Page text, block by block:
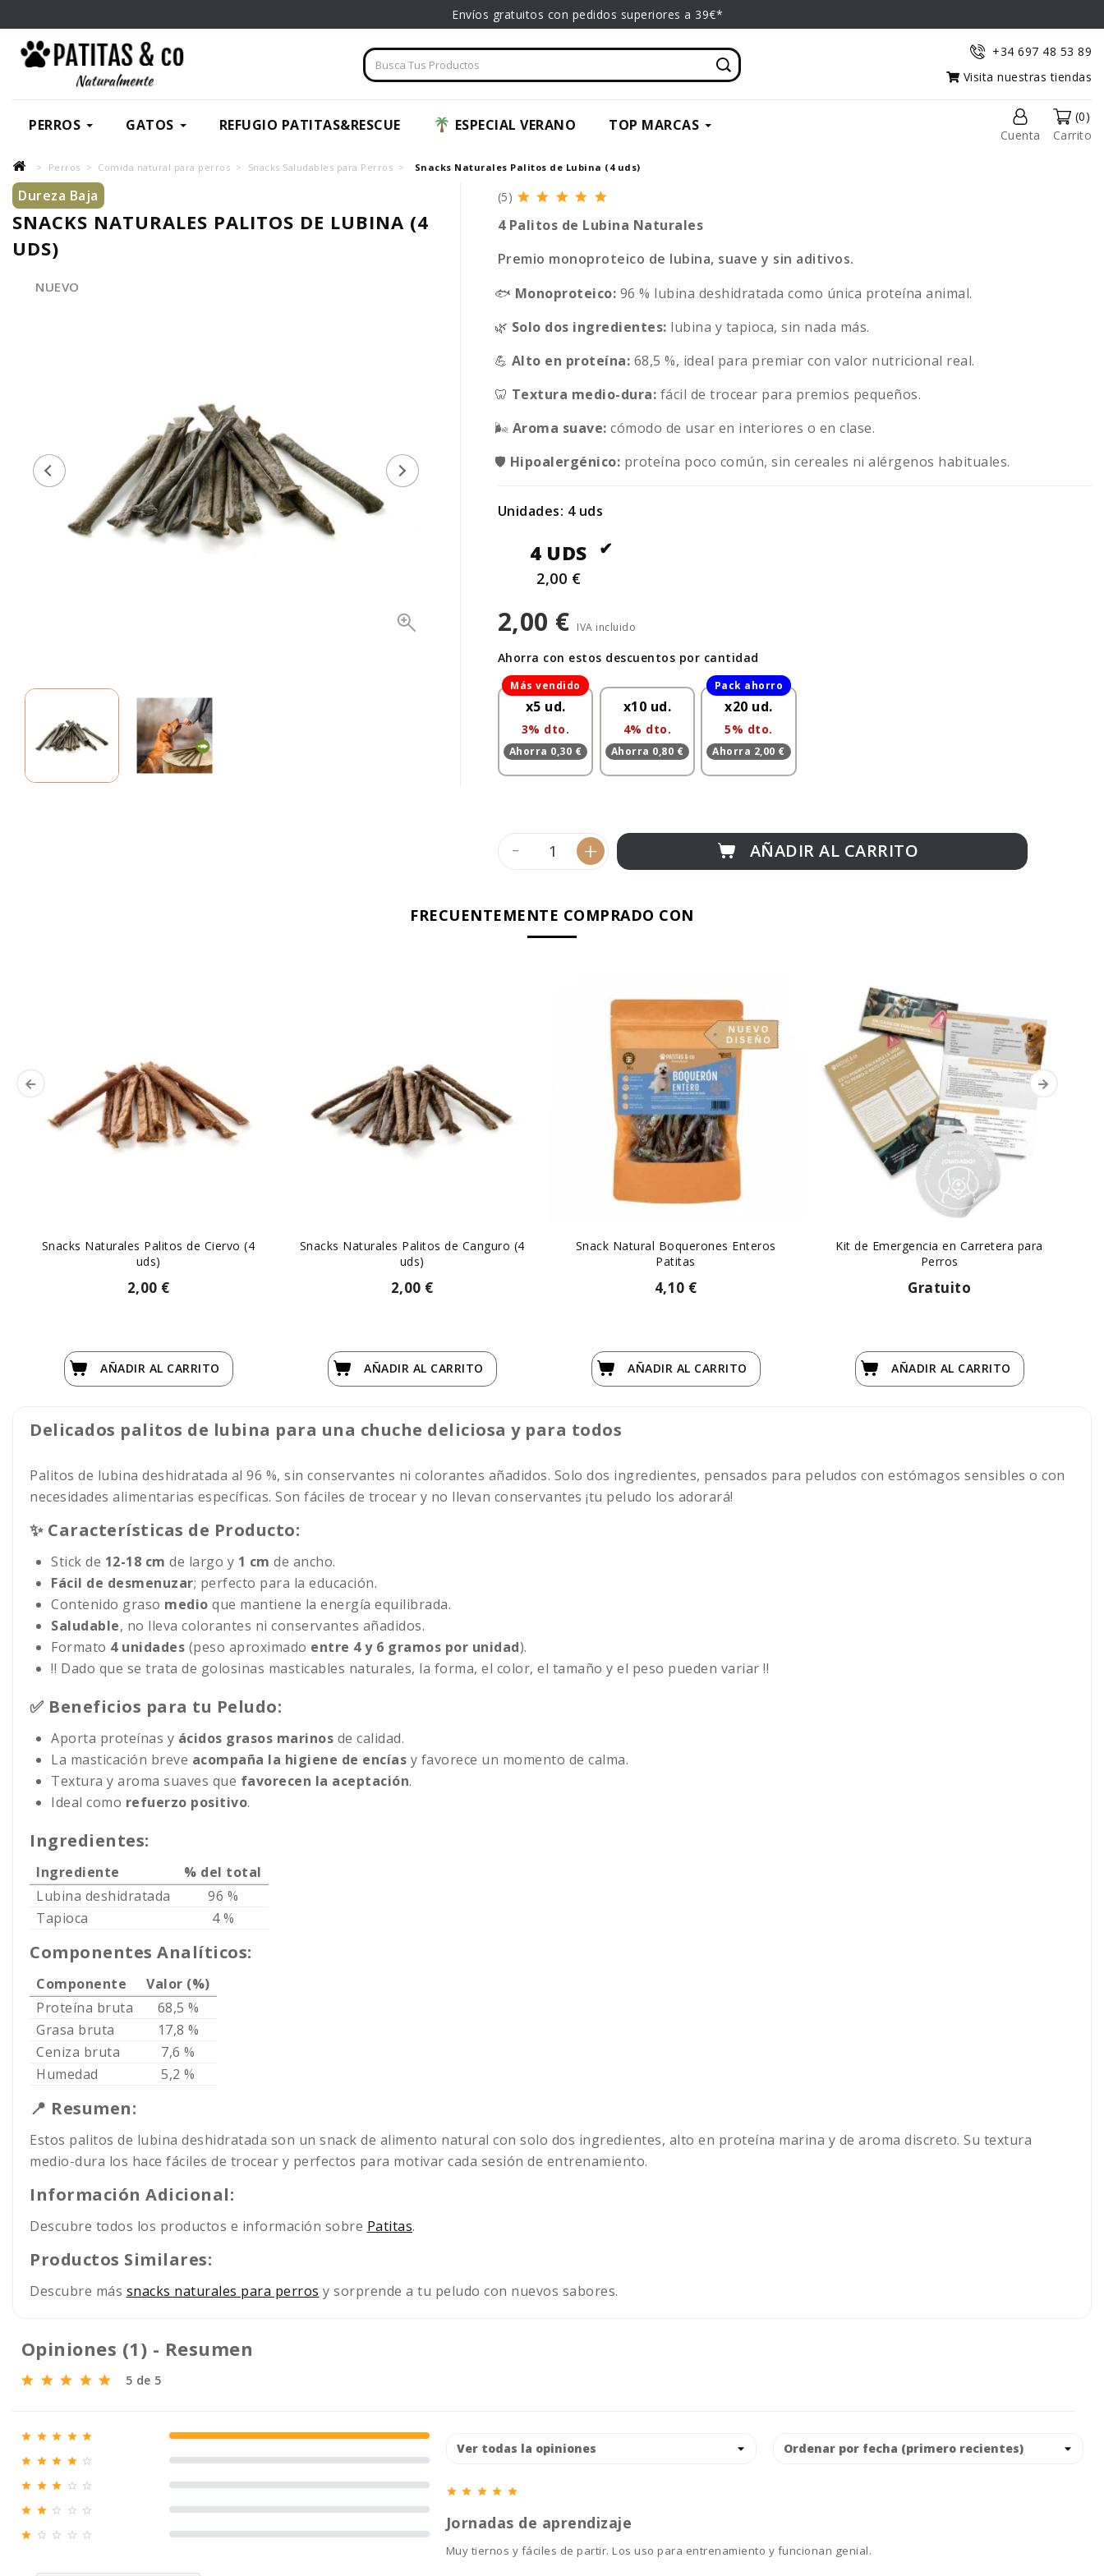
Envíos gratuitos con pedidos superiores a 39€*
+34 697 48 53 89
Visita nuestras tiendas
PERROS GATOS REFUGIO PATITAS&RESCUE ESPECIAL VERANO TOP MARCAS
Cuenta
(0)
Carrito
Perros Comida natural para perros Snacks Saludables para Perros Snacks Naturales Palitos de Lubina (4 uds)
Dureza Baja
SNACKS NATURALES PALITOS DE LUBINA (4
UDS)
NUEVO
(5)
4 Palitos de Lubina Naturales
Premio monoproteico de lubina, suave y sin aditivos.
🐟 Monoproteico: 96 % lubina deshidratada como única proteína animal.
🌿 Solo dos ingredientes: lubina y tapioca, sin nada más.
💪 Alto en proteína: 68,5 %, ideal para premiar con valor nutricional real.
🦷 Textura medio-dura: fácil de trocear para premios pequeños.
🌬️ Aroma suave: cómodo de usar en interiores o en clase.
🛡️ Hipoalergénico: proteína poco común, sin cereales ni alérgenos habituales.
Unidades: 4 uds
4 UDS
2,00 €
2,00 € IVA incluido
Ahorra con estos descuentos por cantidad
x5 ud.
3% dto.
Ahorra 0,30 €
x10 ud.
4% dto.
Ahorra 0,80 €
x20 ud.
5% dto.
Ahorra 2,00 €
- + AÑADIR AL CARRITO
FRECUENTEMENTE COMPRADO CON
Snacks Naturales Palitos de Ciervo (4
uds)
2,00 €
AÑADIR AL CARRITO
Snacks Naturales Palitos de Canguro (4
uds)
2,00 €
AÑADIR AL CARRITO
Snack Natural Boquerones Enteros
Patitas
4,10 €
AÑADIR AL CARRITO
Kit de Emergencia en Carretera para
Perros
Gratuito
AÑADIR AL CARRITO
Delicados palitos de lubina para una chuche deliciosa y para todos
Palitos de lubina deshidratada al 96 %, sin conservantes ni colorantes añadidos. Solo dos ingredientes, pensados para peludos con estómagos sensibles o con
necesidades alimentarias específicas. Son fáciles de trocear y no llevan conservantes ¡tu peludo los adorará!
✨ Características de Producto:
Stick de 12-18 cm de largo y 1 cm de ancho.
Fácil de desmenuzar; perfecto para la educación.
Contenido graso medio que mantiene la energía equilibrada.
Saludable, no lleva colorantes ni conservantes añadidos.
Formato 4 unidades (peso aproximado entre 4 y 6 gramos por unidad).
‼️ Dado que se trata de golosinas masticables naturales, la forma, el color, el tamaño y el peso pueden variar ‼️
✅ Beneficios para tu Peludo:
Aporta proteínas y ácidos grasos marinos de calidad.
La masticación breve acompaña la higiene de encías y favorece un momento de calma.
Textura y aroma suaves que favorecen la aceptación.
Ideal como refuerzo positivo.
Ingredientes:
Ingrediente
% del total
Lubina deshidratada
96 %
Tapioca
4 %
Componentes Analíticos:
Componente
Valor (%)
Proteína bruta
68,5 %
Grasa bruta
17,8 %
Ceniza bruta
7,6 %
Humedad
5,2 %
📍 Resumen:
Estos palitos de lubina deshidratada son un snack de alimento natural con solo dos ingredientes, alto en proteína marina y de aroma discreto. Su textura
medio-dura los hace fáciles de trocear y perfectos para motivar cada sesión de entrenamiento.
Información Adicional:
Descubre todos los productos e información sobre Patitas.
Productos Similares:
Descubre más snacks naturales para perros y sorprende a tu peludo con nuevos sabores.
Opiniones (1) - Resumen
5 de 5
     100% (1)
     0% (0)
     0% (0)
     0% (0)
     0% (0)
    
Jornadas de aprendizaje
Muy tiernos y fáciles de partir. Los uso para entrenamiento y funcionan genial.